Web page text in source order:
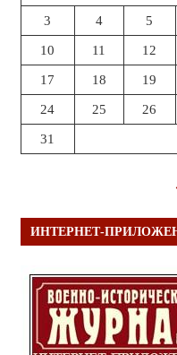
3 4 5
10 11 12
17 18 19
24 25 26
31
ИНТЕРНЕТ-